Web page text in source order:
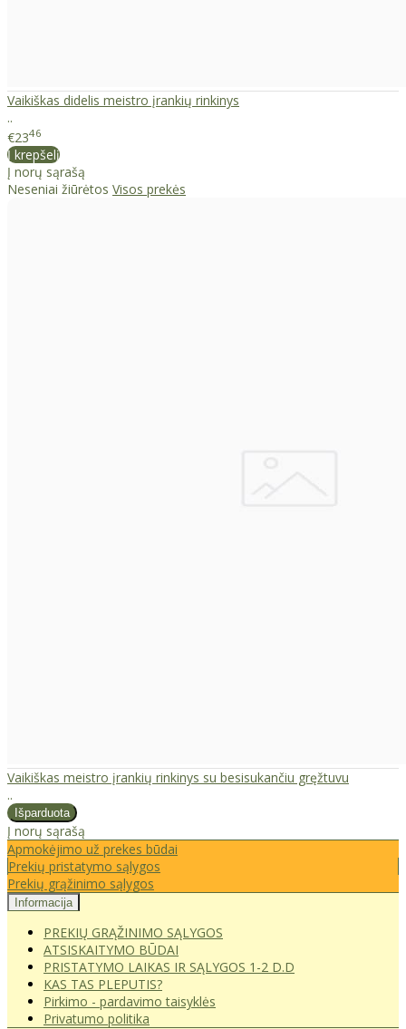
Vaikiškas didelis meistro įrankių rinkinys
..
€2346
Į krepšelį
Į norų sąrašą
Neseniai žiūrėtos Visos prekės
Vaikiškas meistro įrankių rinkinys su besisukančiu gręžtuvu
..
Į norų sąrašą
Apmokėjimo už prekes būdai
Prekių pristatymo sąlygos
Prekių grąžinimo sąlygos
Informacija
PREKIŲ GRĄŽINIMO SĄLYGOS
ATSISKAITYMO BŪDAI
PRISTATYMO LAIKAS IR SĄLYGOS 1-2 D.D
KAS TAS PLEPUTIS?
Pirkimo - pardavimo taisyklės
Privatumo politika